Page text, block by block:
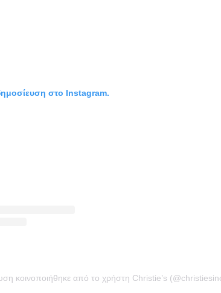
στο Instagram.
κοινοποιήθηκε από το χρήστη Christie’s